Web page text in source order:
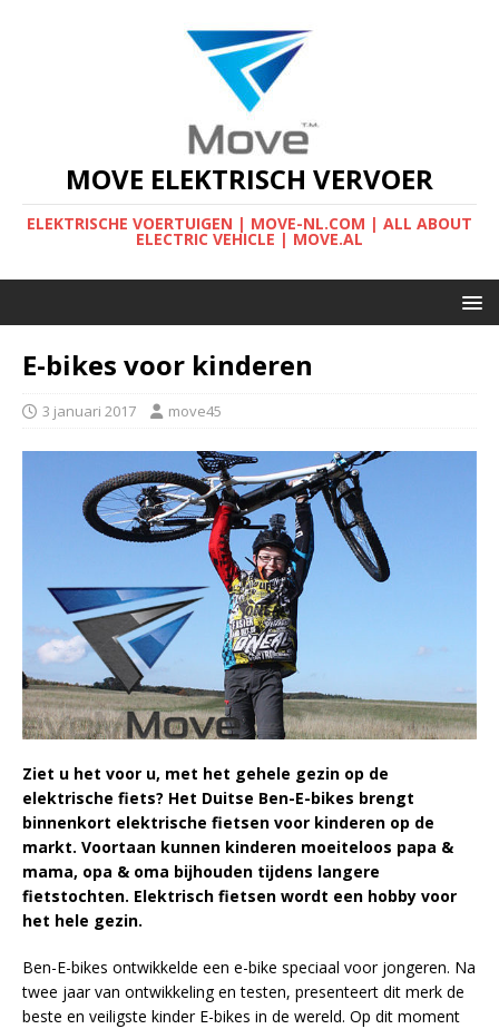
MOVE ELEKTRISCH VERVOER
ELEKTRISCHE VOERTUIGEN | MOVE-NL.COM | ALL ABOUT
ELECTRIC VEHICLE | MOVE.AL
E-bikes voor kinderen
3 januari 2017 move45
Ziet u het voor u, met het gehele gezin op de
elektrische fiets? Het Duitse Ben-E-bikes brengt
binnenkort elektrische fietsen voor kinderen op de
markt. Voortaan kunnen kinderen moeiteloos papa &
mama, opa & oma bijhouden tijdens langere
fietstochten. Elektrisch fietsen wordt een hobby voor
het hele gezin.
Ben-E-bikes ontwikkelde een e-bike speciaal voor jongeren. Na
twee jaar van ontwikkeling en testen, presenteert dit merk de
beste en veiligste kinder E-bikes in de wereld. Op dit moment